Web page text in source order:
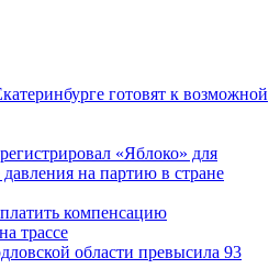
готовят к возможной
«Яблоко» для
на партию в стране
компенсацию
трассе